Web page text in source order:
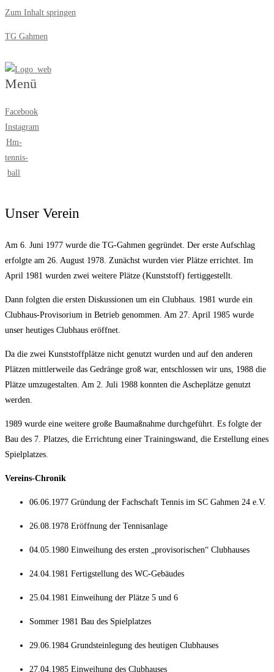
Zum Inhalt springen
TG Gahmen
Menü
Facebook
Instagram
Hm-
tennis-
ball
Unser Verein
Am 6. Juni 1977 wurde die TG-Gahmen gegründet. Der erste Aufschlag
erfolgte am 26. August 1978. Zunächst wurden vier Plätze errichtet. Im
April 1981 wurden zwei weitere Plätze (Kunststoff) fertiggestellt.
Dann folgten die ersten Diskussionen um ein Clubhaus. 1981 wurde ein
Clubhaus-Provisorium in Betrieb genommen. Am 27. April 1985 wurde
unser heutiges Clubhaus eröffnet.
Da die zwei Kunststoffplätze nicht genutzt wurden und auf den anderen
Plätzen mittlerweile das Gedränge groß war, entschlossen wir uns, 1988 die
Plätze umzugestalten. Am 2. Juli 1988 konnten die Ascheplätze genutzt
werden.
1989 wurde eine weitere große Baumaßnahme durchgeführt. Es folgte der
Bau des 7. Platzes, die Errichtung einer Trainingswand, die Erstellung eines
Spielplatzes.
Vereins-Chronik
06.06.1977 Gründung der Fachschaft Tennis im SC Gahmen 24 e.V.
26.08.1978 Eröffnung der Tennisanlage
04.05.1980 Einweihung des ersten „provisorischen“ Clubhauses
24.04.1981 Fertigstellung des WC-Gebäudes
25.04.1981 Einweihung der Plätze 5 und 6
Sommer 1981 Bau des Spielplatzes
29.06.1984 Grundsteinlegung des heutigen Clubhauses
27.04.1985 Einweihung des Clubhauses